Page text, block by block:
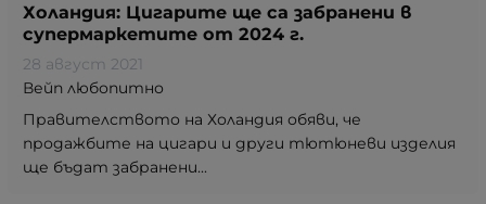
Холандия: Цигарите ще са забранени в
супермаркетите от 2024 г.
28 август 2021
Вейп любопитно
Правителството на Холандия обяви, че
продажбите на цигари и други тютюневи изделия
ще бъдат забранени...